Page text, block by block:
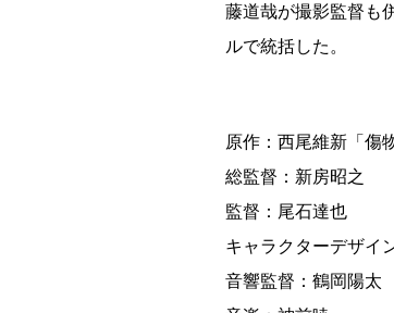
藤道哉が撮影監督も
ルで統括した。
原作：西尾維新「傷
総監督：新房昭之
監督：尾石達也
キャラクターデザイ
音響監督：鶴岡陽太